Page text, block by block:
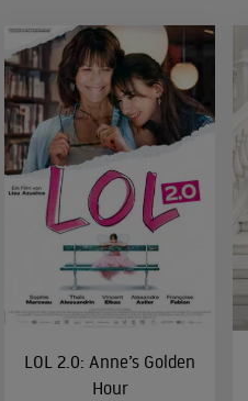
LOL 2.0: Anne’s Golden
Hour